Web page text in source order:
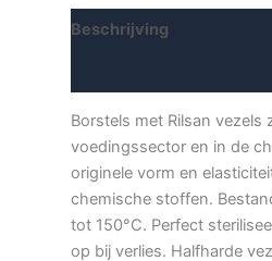
Beschrijving
Borstels met Rilsan vezels
voedingssector en in de
originele vorm en
chemische stoffen.
tot 150°C. Perfect
op bij verlies. Halfharde